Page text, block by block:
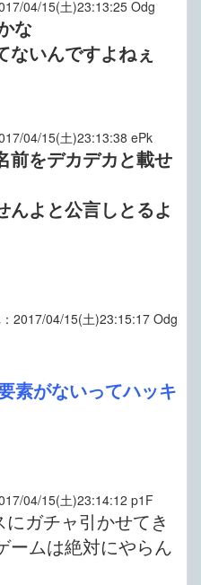
04/15(土)23:13:25 Odg
な
ないんですよねぇ
04/15(土)23:13:38 ePk
前をデカデカと載せ
んよと公言しとるよ
： 2017/04/15(土)23:15:17 Odg
素がないってハッキ
04/15(土)23:14:12 p1F
ガチャ引かせてき
ームは絶対にやらん